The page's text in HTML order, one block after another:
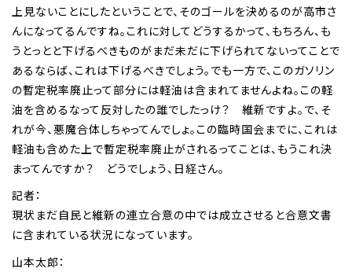
上見ないことにしたということで、そのゴールを決めるのが高市さ
んになってるんですね。これに対してどうするかって、もちろん、も
うとっとと下げるべきものがまだ未だに下げられてないってことで
あるならば、これは下げるべきでしょう。でも一方で、このガソリン
の暫定税率廃止って部分には軽油は含まれてませんよね。この軽
油を含めるなって反対したの誰でしたっけ？ 維新ですよ。で、そ
れが今、悪魔合体しちゃってんでしょ。この臨時国会までに、これは
軽油も含めた上で暫定税率廃止がされるってことは、もうこれ決
まってんですか？ どうでしょう、日経さん。
記者：
現状まだ自民と維新の連立合意の中では成立させると合意文書
に含まれている状況になっています。
山本太郎：